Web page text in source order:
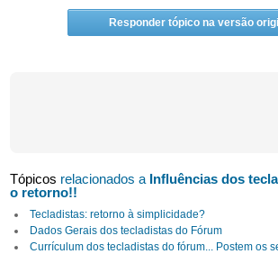
Responder tópico na versão
Tópicos relacionados a Influências dos
o retorno!!
Tecladistas: retorno à simplicidade?
Dados Gerais dos tecladistas do Fórum
Currículum dos tecladistas do fórum... Postem os